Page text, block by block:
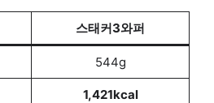
스태커3와퍼
544g
1,421kcal